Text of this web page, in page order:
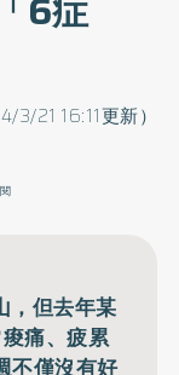
6症
21 16:11更新）
，但去年某
痛、疲累
不僅沒有好